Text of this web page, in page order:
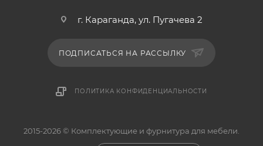
г. Караганда, ул. Пугачева 2
ПОДПИСАТЬСЯ НА РАССЫЛКУ
ПОЛИТИКА КОНФИДЕНЦИАЛЬНОСТИ
2015-2026 © Комплектующие и фурнитура для мебели.